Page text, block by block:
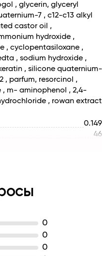
красящую смесь ,
(можно
расчёской).
40 минут в зависимости
• Если волосы уже
разница между
, • Если концы
смеси на прикорневую
часть красящей смеси
по всей длине –
, glycerin, glyceryl
7 , c12-c13 alkyl
castor oil ,
hydroxide ,
, cyclopentasiloxane ,
, sodium hydroxide ,
, silicone quaternium-
, parfum, resorcinol ,
m- aminophenol , 2,4-
, rowan extract
0.149
46
УХОД ДЛЯ ВОЛОС
ML , ИНСТРУКЦИЯ ПО
рябины , кератин, масто
0
0
0